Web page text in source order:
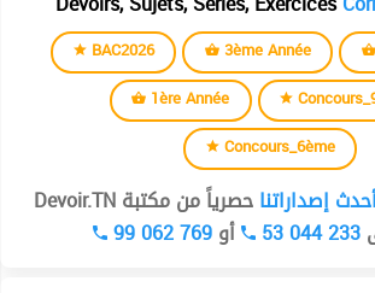
BAC2026 3ème Année
1ère Année
Concours_6ème
إصداراتناحصرياً من مكتبة Devoir.TN
53 044 233 أو99 062 769